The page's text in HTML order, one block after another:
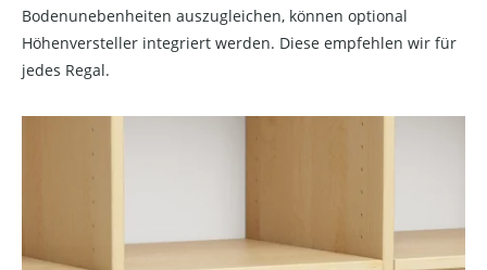
Bodenunebenheiten auszugleichen, können optional
Höhenversteller integriert werden. Diese empfehlen wir für
jedes Regal.